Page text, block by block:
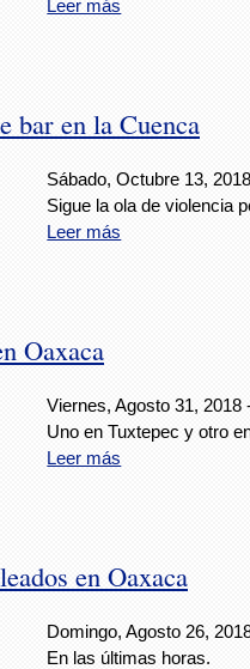
Leer más
bar en la Cuenca
Sábado, Octubre 13,
Sigue la ola de violencia
Leer más
Oaxaca
Viernes, Agosto 31, 2018
Uno en Tuxtepec y otro
Leer más
en Oaxaca
Domingo, Agosto 26,
En las últimas horas.